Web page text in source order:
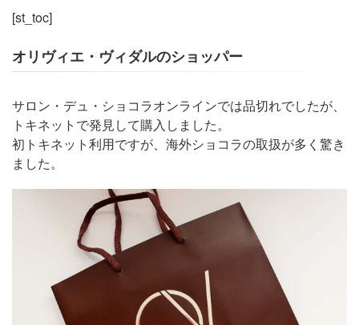
[st_toc]
オリヴィエ・ヴィダルのショッパー
サロン・デュ・ショコラオンラインでは品切れでしたが、
トキネットで発見して購入しました。
初トキネット利用ですが、海外ショコラの取扱が多く驚き
ました。